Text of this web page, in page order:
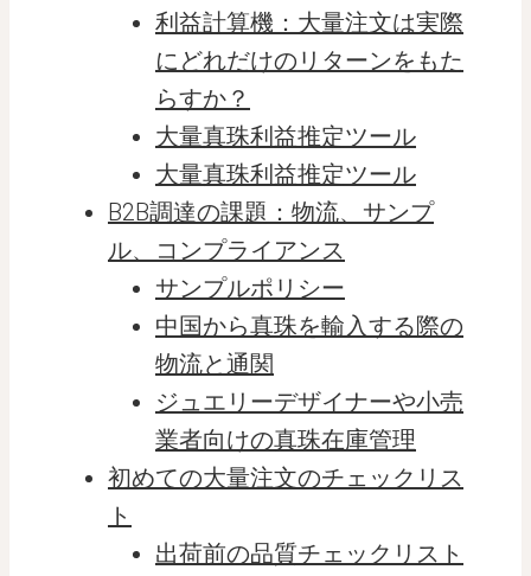
利益計算機：大量注文は実際
にどれだけのリターンをもた
らすか？
大量真珠利益推定ツール
大量真珠利益推定ツール
B2B調達の課題：物流、サンプ
ル、コンプライアンス
サンプルポリシー
中国から真珠を輸入する際の
物流と通関
ジュエリーデザイナーや小売
業者向けの真珠在庫管理
初めての大量注文のチェックリス
ト
出荷前の品質チェックリスト